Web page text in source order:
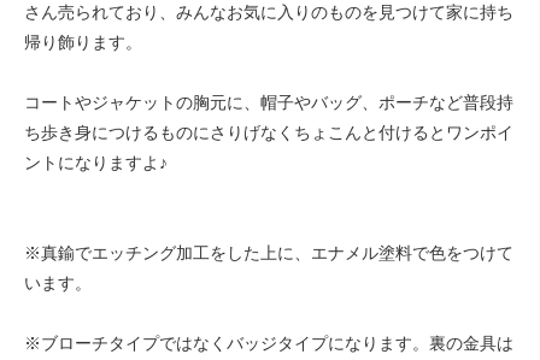
さん売られており、みんなお気に入りのものを見つけて家に持ち
帰り飾ります。
コートやジャケットの胸元に、帽子やバッグ、ポーチなど普段持
ち歩き身につけるものにさりげなくちょこんと付けるとワンポイ
ントになりますよ♪
※真鍮でエッチング加工をした上に、エナメル塗料で色をつけて
います。
※ブローチタイプではなくバッジタイプになります。裏の金具は